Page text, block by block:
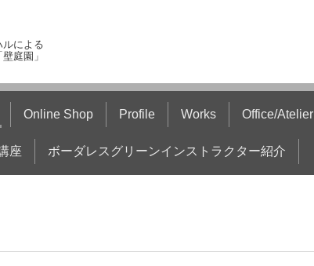
ルによる
庭園」
Online Shop Profile Works Office/Atelier
座 ボーダレスグリーンインストラクター紹介